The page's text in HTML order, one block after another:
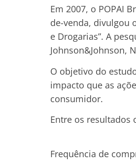
Em 2007, o POPAI
de-venda, divulgou
e Drogarias”. A
Johnson&Johnson,
O objetivo do
impacto que as
consumidor.
Entre os resultados
Frequência de